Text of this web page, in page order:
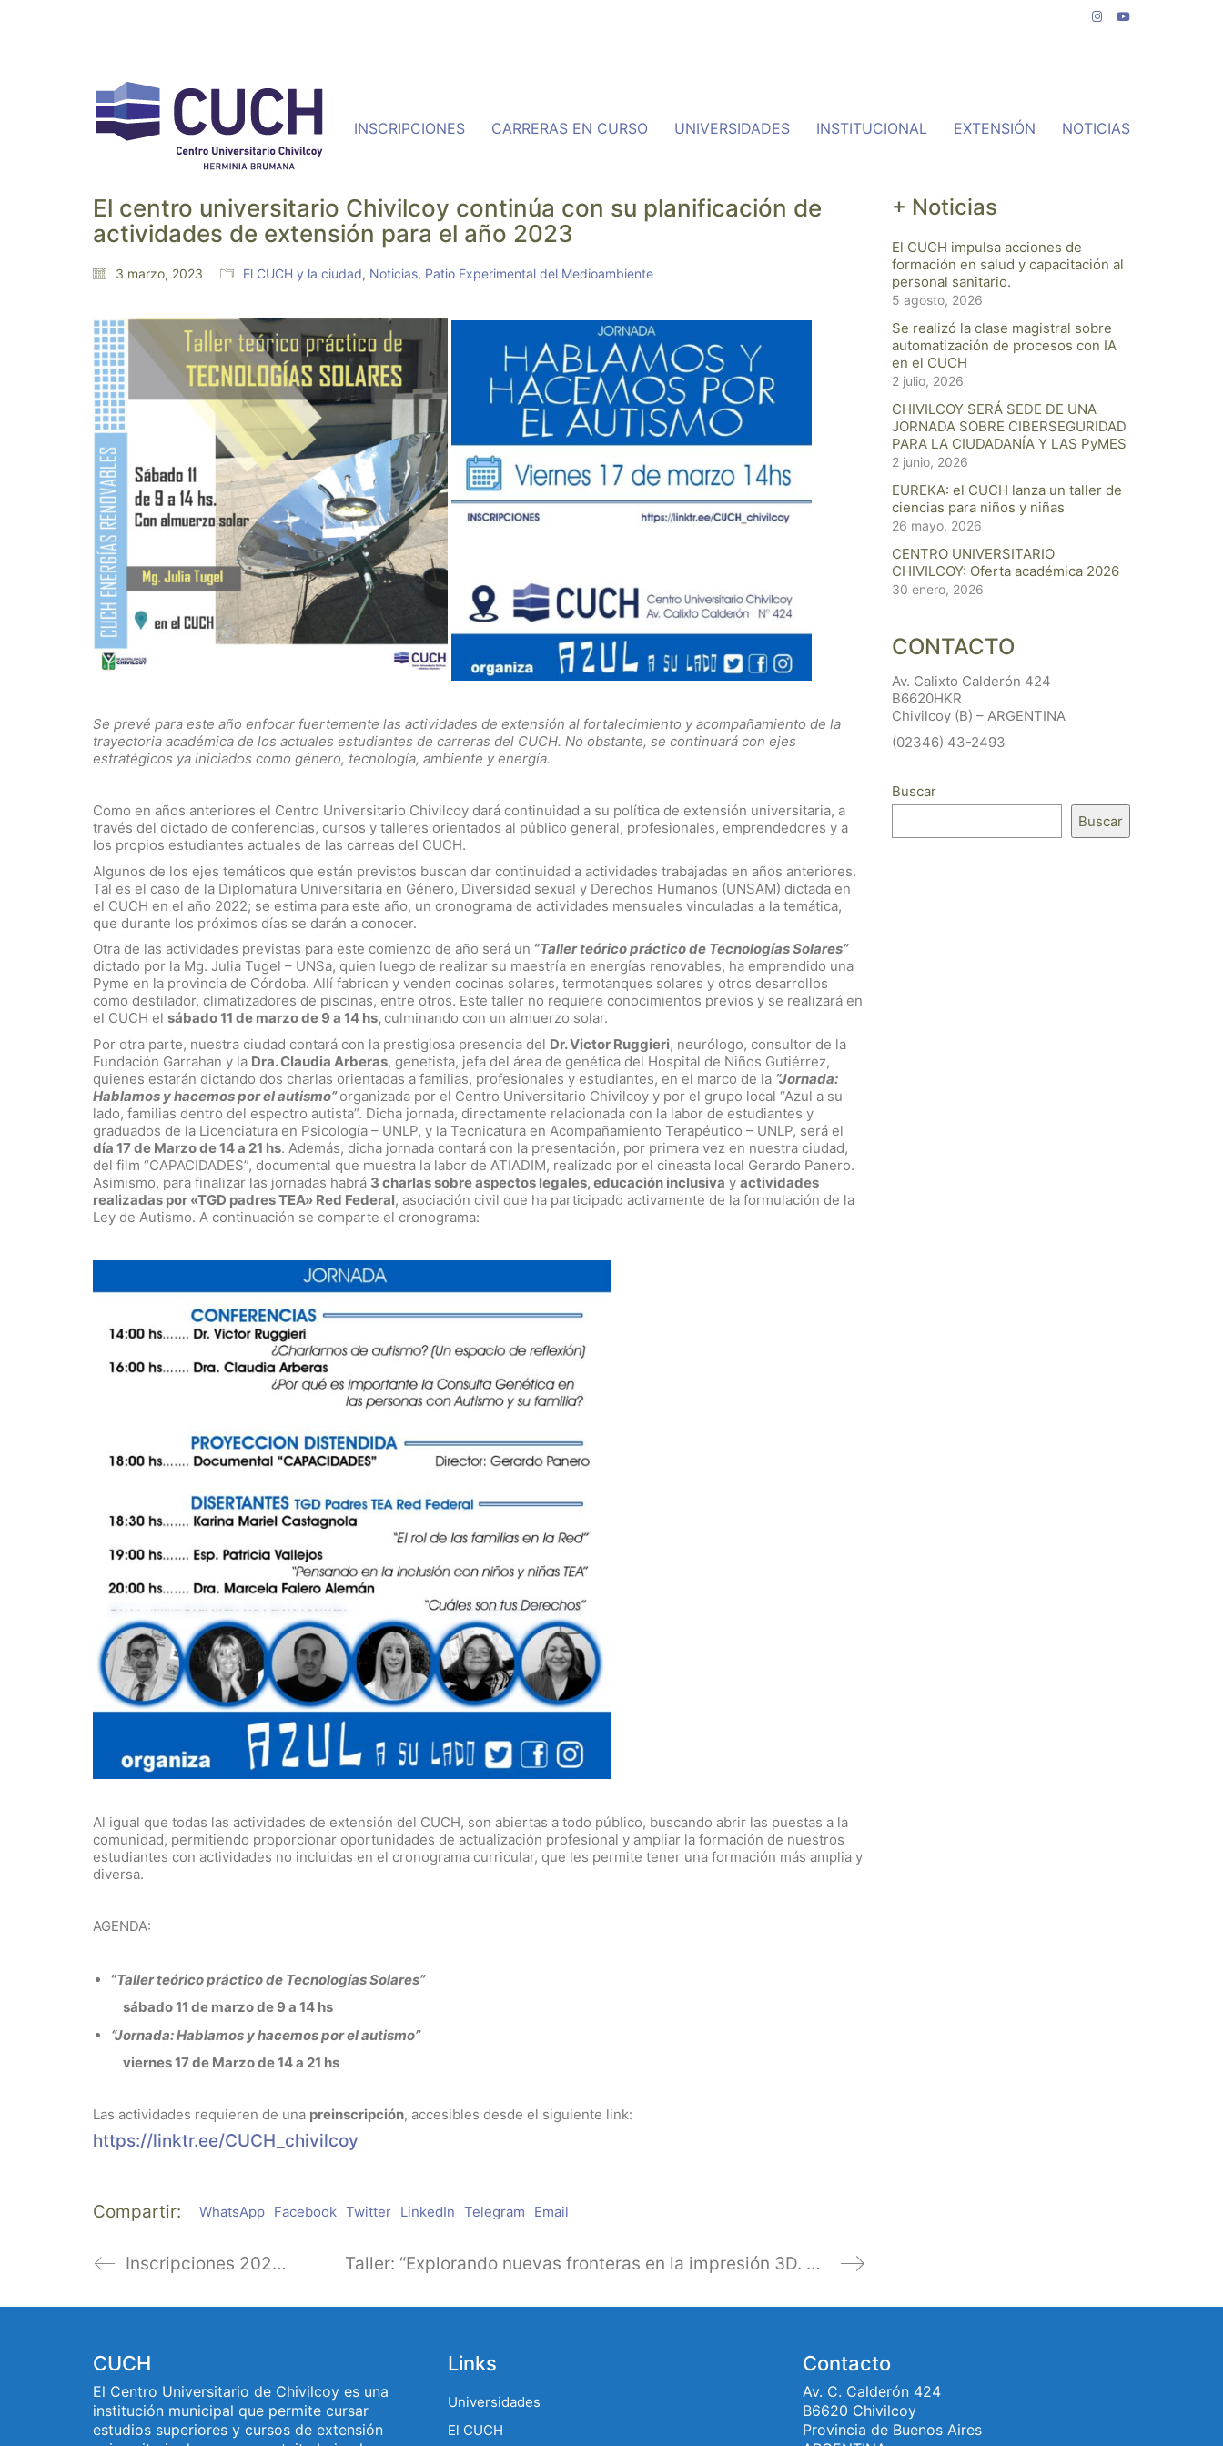
INSCRIPCIONES CARRERAS EN CURSO UNIVERSIDADES INSTITUCIONAL EXTENSIÓN NOTICIAS
El centro universitario Chivilcoy continúa con su planificación de
actividades de extensión para el año 2023
3 marzo, 2023 El CUCH y la ciudad, Noticias, Patio Experimental del Medioambiente
Se prevé para este año enfocar fuertemente las actividades de extensión al fortalecimiento y acompañamiento de la
trayectoria académica de los actuales estudiantes de carreras del CUCH. No obstante, se continuará con ejes
estratégicos ya iniciados como género, tecnología, ambiente y energía.
Como en años anteriores el Centro Universitario Chivilcoy dará continuidad a su política de extensión universitaria, a
través del dictado de conferencias, cursos y talleres orientados al público general, profesionales, emprendedores y a
los propios estudiantes actuales de las carreas del CUCH.
Algunos de los ejes temáticos que están previstos buscan dar continuidad a actividades trabajadas en años anteriores.
Tal es el caso de la Diplomatura Universitaria en Género, Diversidad sexual y Derechos Humanos (UNSAM) dictada en
el CUCH en el año 2022; se estima para este año, un cronograma de actividades mensuales vinculadas a la temática,
que durante los próximos días se darán a conocer.
Otra de las actividades previstas para este comienzo de año será un “Taller teórico práctico de Tecnologías Solares”
dictado por la Mg. Julia Tugel – UNSa, quien luego de realizar su maestría en energías renovables, ha emprendido una
Pyme en la provincia de Córdoba. Allí fabrican y venden cocinas solares, termotanques solares y otros desarrollos
como destilador, climatizadores de piscinas, entre otros. Este taller no requiere conocimientos previos y se realizará en
el CUCH el sábado 11 de marzo de 9 a 14 hs, culminando con un almuerzo solar.
Por otra parte, nuestra ciudad contará con la prestigiosa presencia del Dr. Victor Ruggieri, neurólogo, consultor de la
Fundación Garrahan y la Dra. Claudia Arberas, genetista, jefa del área de genética del Hospital de Niños Gutiérrez,
quienes estarán dictando dos charlas orientadas a familias, profesionales y estudiantes, en el marco de la “Jornada:
Hablamos y hacemos por el autismo”organizada por el Centro Universitario Chivilcoy y por el grupo local “Azul a su
lado, familias dentro del espectro autista”. Dicha jornada, directamente relacionada con la labor de estudiantes y
graduados de la Licenciatura en Psicología – UNLP, y la Tecnicatura en Acompañamiento Terapéutico – UNLP, será el
día 17 de Marzo de 14 a 21 hs. Además, dicha jornada contará con la presentación, por primera vez en nuestra ciudad,
del film “CAPACIDADES”, documental que muestra la labor de ATIADIM, realizado por el cineasta local Gerardo Panero.
Asimismo, para finalizar las jornadas habrá 3 charlas sobre aspectos legales, educación inclusiva y actividades
realizadas por «TGD padres TEA» Red Federal, asociación civil que ha participado activamente de la formulación de la
Ley de Autismo. A continuación se comparte el cronograma:
Al igual que todas las actividades de extensión del CUCH, son abiertas a todo público, buscando abrir las puestas a la
comunidad, permitiendo proporcionar oportunidades de actualización profesional y ampliar la formación de nuestros
estudiantes con actividades no incluidas en el cronograma curricular, que les permite tener una formación más amplia y
diversa.
AGENDA:
“Taller teórico práctico de Tecnologías Solares”
sábado 11 de marzo de 9 a 14 hs
“Jornada: Hablamos y hacemos por el autismo”
viernes 17 de Marzo de 14 a 21 hs
Las actividades requieren de una preinscripción, accesibles desde el siguiente link:
https://linktr.ee/CUCH_chivilcoy
Compartir: WhatsApp Facebook Twitter LinkedIn Telegram Email
Inscripciones 2023 en el CUCH Taller: “Explorando nuevas fronteras en la impresión 3D. Materiales no convencionales”
+ Noticias
El CUCH impulsa acciones de
formación en salud y capacitación al
personal sanitario.
5 agosto, 2026
Se realizó la clase magistral sobre
automatización de procesos con IA
en el CUCH
2 julio, 2026
CHIVILCOY SERÁ SEDE DE UNA
JORNADA SOBRE CIBERSEGURIDAD
PARA LA CIUDADANÍA Y LAS PyMES
2 junio, 2026
EUREKA: el CUCH lanza un taller de
ciencias para niños y niñas
26 mayo, 2026
CENTRO UNIVERSITARIO
CHIVILCOY: Oferta académica 2026
30 enero, 2026
CONTACTO
Av. Calixto Calderón 424
B6620HKR
Chivilcoy (B) – ARGENTINA
(02346) 43-2493
Buscar
Buscar
CUCH
El Centro Universitario de Chivilcoy es una
institución municipal que permite cursar
estudios superiores y cursos de extensión
Links
Universidades
El CUCH
Contacto
Av. C. Calderón 424
B6620 Chivilcoy
Provincia de Buenos Aires